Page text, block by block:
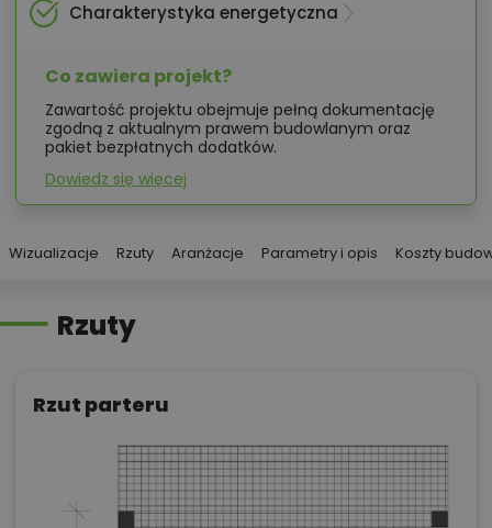
Charakterystyka energetyczna
Co zawiera projekt?
Zawartość projektu obejmuje pełną dokumentację
zgodną z aktualnym prawem budowlanym oraz
pakiet bezpłatnych dodatków.
Dowiedz się więcej
Wizualizacje Rzuty Aranżacje Parametry i opis Koszty
Rzuty
Rzut parteru